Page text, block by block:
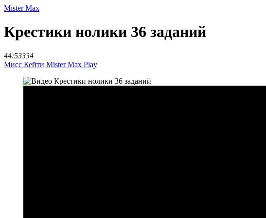
Mister Max
Крестики нолики 36 заданий
44:53334
Мисс Кейти Mister Max Play